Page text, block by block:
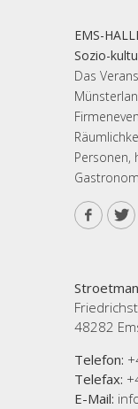
EMS-
Sozio-
Das
Personen,
48282
Telefon:
Telefax:
E-Mail: